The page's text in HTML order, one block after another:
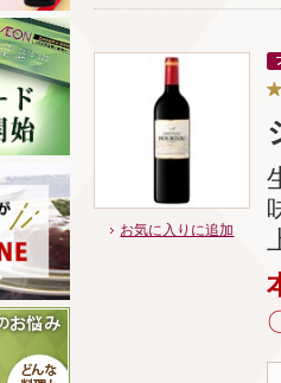
お気に入りに追加